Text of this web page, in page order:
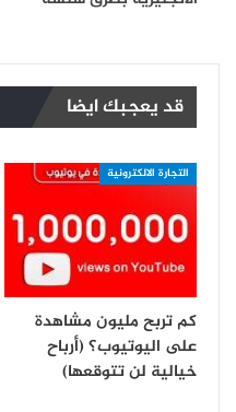
قد يعجبك ايضا
التجارة الالكترونية
كم تربح مليون مشاهدة
على اليوتيوب؟ (أرباح
خيالية لن تتوقعها)